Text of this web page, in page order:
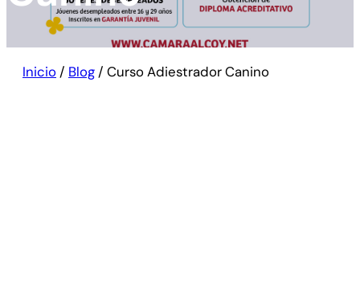
Inicio / Blog / Curso Adiestrador Canino